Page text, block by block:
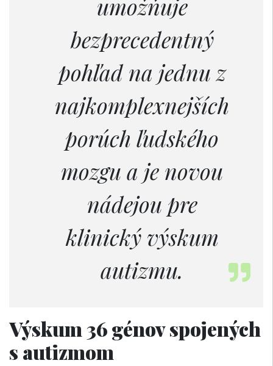
umožňuje
bezprecedentný
pohľad na jednu z
najkomplexnejších
porúch ľudského
mozgu a je novou
nádejou pre
klinický výskum
autizmu.
Výskum 36 génov spojených
s autizmom